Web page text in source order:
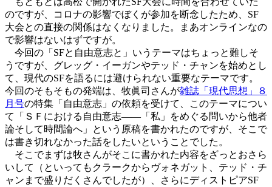
のですが、コロナの影響でぼくが参加を断念したため、SF
大会との直接の関係はなくなりました。まあオンラインなの
で影響はないはずですが。
今回の「SFと自由意志と」いうテーマはちょっと難しそ
うですが、グレッグ・イーガンやテッド・チャンを始めとし
て、現代のSFを語るには避けられない重要なテーマです。
今回のそもそもの発端は、牧眞司さんが雑誌「現代思想」８
月号の特集「自由意志」の依頼を受けて、このテーマについ
て「ＳＦにおける自由意志――「私」をめぐる問いから他者
論そして時間論へ」という原稿を書かれたのですが、そこで
は書き切れなかった話をしたいということでした。
そこでまずは牧さんがそこに書かれた内容をざっとおさら
いして（といってもクラークからヴォネガット、テッド・チ
ャンまで盛りだくさんでしたが）、さらにディストピアSF